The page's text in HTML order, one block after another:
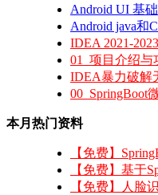
Android UI 基
Android java和
IDEA 2021-
01_项目介绍与
IDEA暴力破解
00_SpringBoot
本月热门资料
【免费】
【免费】基于
【免费】人脸